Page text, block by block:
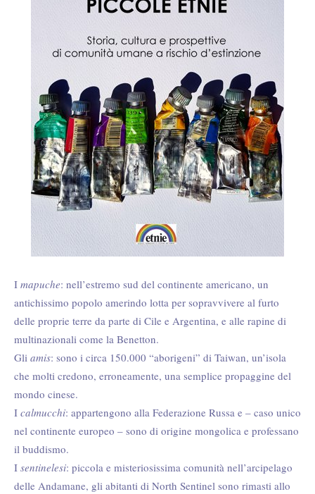
I mapuche: nell’estremo sud del continente americano, un
antichissimo popolo amerindo lotta per sopravvivere al furto
delle proprie terre da parte di Cile e Argentina, e alle rapine di
multinazionali come la Benetton.
Gli amis: sono i circa 150.000 “aborigeni” di Taiwan, un’isola
che molti credono, erroneamente, una semplice propaggine del
mondo cinese.
I calmucchi: appartengono alla Federazione Russa e – caso unico
nel continente europeo – sono di origine mongolica e professano
il buddismo.
I sentinelesi: piccola e misteriosissima comunità nell’arcipelago
delle Andamane, gli abitanti di North Sentinel sono rimasti allo